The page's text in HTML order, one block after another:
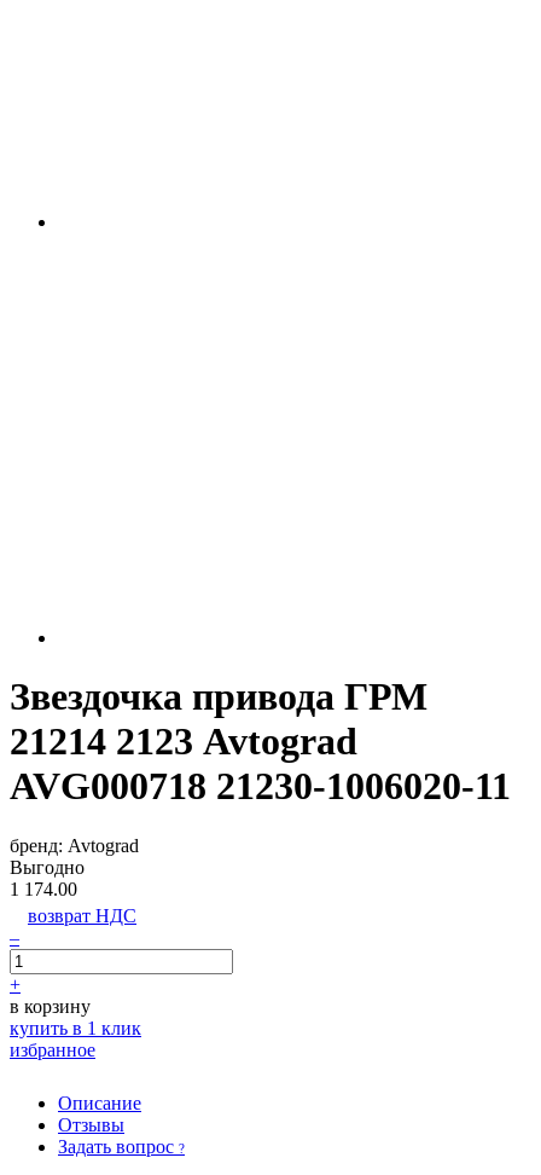
Звездочка привода ГРМ
21214 2123 Avtograd
AVG000718 21230-1006020-11
бренд: Avtograd
Выгодно
1 174.00
возврат НДС
–
+
в корзину
купить в 1 клик
избранное
Описание
Отзывы
Задать вопрос ?